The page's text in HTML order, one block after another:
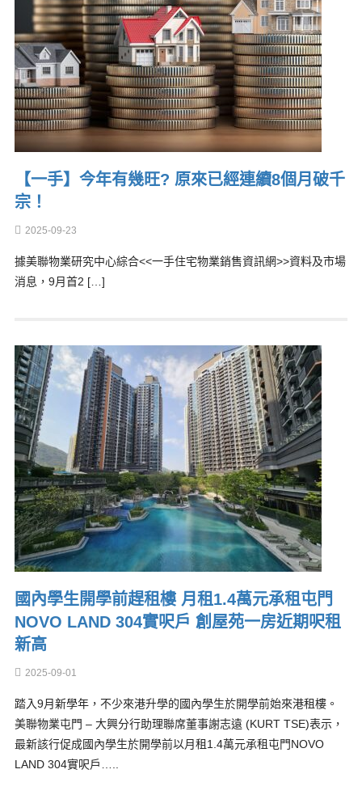
【一手】今年有幾旺? 原來已經連續8個月破千
宗！
2025-09-23
據美聯物業研究中心綜合<<一手住宅物業銷售資訊網>>資料及市場
消息，9月首2 […]
國內學生開學前趕租樓 月租1.4萬元承租屯門
NOVO LAND 304實呎戶 創屋苑一房近期呎租
新高
2025-09-01
踏入9月新學年，不少來港升學的國內學生於開學前始來港租樓。
美聯物業屯門 – 大興分行助理聯席董事謝志遠 (KURT TSE)表示，
最新該行促成國內學生於開學前以月租1.4萬元承租屯門NOVO
LAND 304實呎戶…..